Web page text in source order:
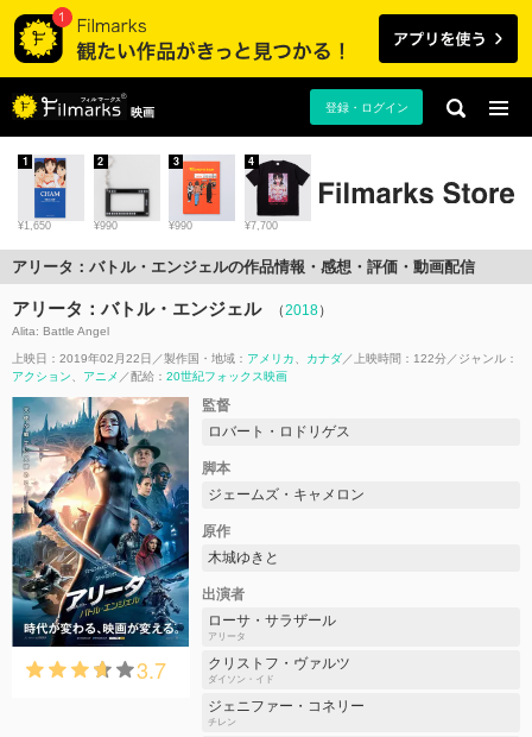
映画 登録・ログイン
¥1,650
1
¥990
2
¥990
3
¥7,700
4
アリータ：バトル・エンジェルの作品情報・感想・評価・動画配信
アリータ：バトル・エンジェル （2018）
Alita: Battle Angel
上映日：2019年02月22日 製作国・地域： アメリカ カナダ 上映時間：122分
ジャンル：
アクション
アニメ 配給： 20世紀フォックス映画
3.7
監督
ロバート・ロドリゲス
脚本
ジェームズ・キャメロン
原作
木城ゆきと
出演者
ローサ・サラザール
アリータ
クリストフ・ヴァルツ
ダイソン・イド
ジェニファー・コネリー
チレン